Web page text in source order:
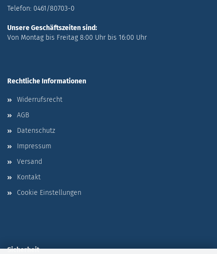
Telefon: 0461/80703-0
Unsere Geschäftszeiten sind:
Von Montag bis Freitag 8:00 Uhr bis 16:00 Uhr
Rechtliche Informationen
Widerrufsrecht
AGB
Datenschutz
Impressum
Versand
Kontakt
Cookie Einstellungen
Sicherheit